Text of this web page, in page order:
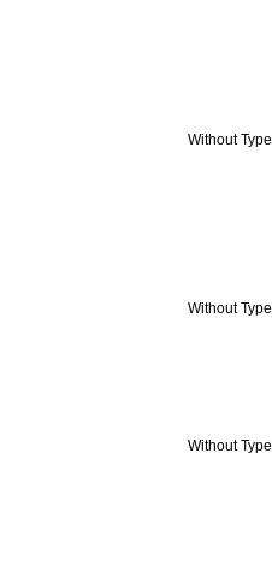
Without Type
Without Type
Without Type